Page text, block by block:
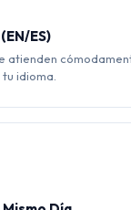
ES)
atienden
idioma.